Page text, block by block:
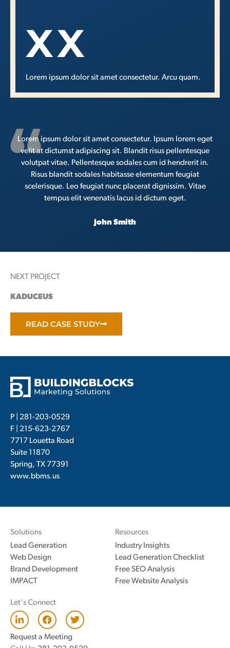
XX
Lorem ipsum dolor sit amet consectetur. Arcu quam.
Lorem ipsum dolor sit amet consectetur. Ipsum lorem eget
velit at dictumst adipiscing sit. Blandit risus pellentesque
volutpat vitae. Pellentesque sodales cum id hendrerit in.
Risus blandit sodales habitasse elementum feugiat
scelerisque. Leo feugiat nunc placerat dignissim. Vitae
tempus elit venenatis lacus id dictum eget.
John Smith
NEXT PROJECT
KADUCEUS
READ CASE STUDY
P | 281-203-0529
F | 215-623-2767
7717 Louetta Road
Suite 11870
Spring, TX 77391
www.bbms.us
Solutions
Lead Generation
Web Design
Brand Development
IMPACT
Resources
Industry Insights
Lead Generation Checklist
Free SEO Analysis
Free Website Analysis
Let's Connect
L
i
n
k
F
a
c
e
T
w
Request a Meeting